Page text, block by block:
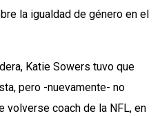
la igualdad de género en el
Katie Sowers tuvo que
pero -nuevamente- no
volverse coach de la NFL, en